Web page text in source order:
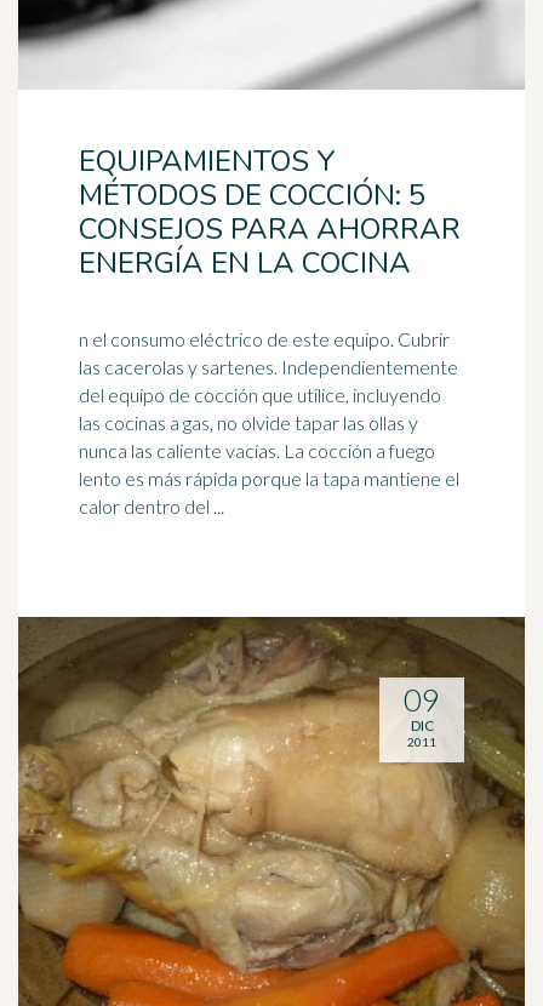
EQUIPAMIENTOS Y
MÉTODOS DE COCCIÓN: 5
CONSEJOS PARA AHORRAR
ENERGÍA EN LA COCINA
n el consumo eléctrico de este equipo. Cubrir
las cacerolas y sartenes. Independientemente
del equipo de cocción que utilice, incluyendo
las cocinas a gas, no olvide tapar las ollas y
nunca las caliente vacías. La cocción a fuego
lento es más rápida porque la tapa mantiene el
calor dentro del ...
09
DIC
2011